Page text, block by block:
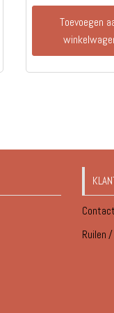
Toevoegen
Contact
Ruilen